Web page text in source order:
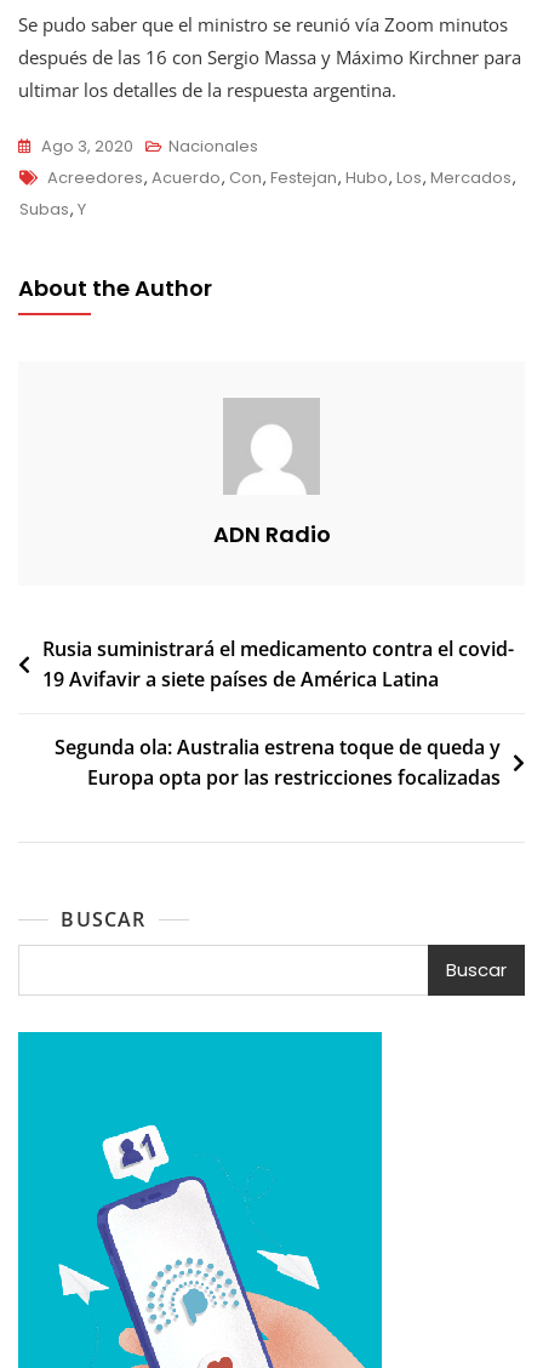
Se pudo saber que el ministro se reunió vía Zoom minutos
después de las 16 con Sergio Massa y Máximo Kirchner para
ultimar los detalles de la respuesta argentina.
Ago 3, 2020
Nacionales
Tags
Acreedores, Acuerdo, Con, Festejan, Hubo, Los, Mercados,
Subas, Y
About the Author
ADN Radio
Navegación
de
Rusia suministrará el medicamento contra el covid-
19 Avifavir a siete países de América Latina
Segunda ola: Australia estrena toque de queda y
Europa opta por las restricciones focalizadas
BUSCAR
Buscar